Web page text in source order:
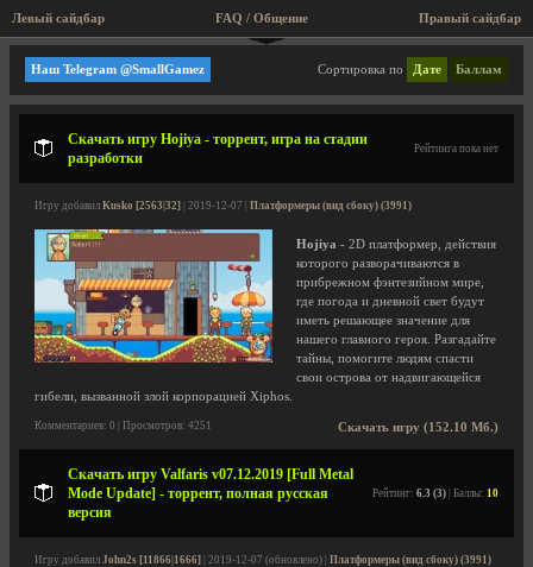
Левый сайдбар FAQ / Общение
Платформеры (вид сбоку)
Сортировка по Дате Баллам
Наш Telegram @SmallGamez
Скачать игру Hojiya - торрент, игра на стадии
разработки
Рейтинга пока нет
Игру добавил Kusko [2563|32] | 2019-12-07 | Платформеры (вид сбоку) (3991)
Hojiya - 2D платформер, действия
которого разворачиваются в
прибрежном фэнтезийном мире,
где погода и дневной свет будут
иметь решающее значение для
нашего главного героя. Разгадайте
тайны, помогите людям спасти
свои острова от надвигающейся
гибели, вызванной злой корпорацией Xiphos.
Скачать игру (152.10 Мб.)
Комментариев: 0 | Просмотров: 4251
Скачать игру Valfaris v07.12.2019 [Full Metal
Mode Update] - торрент, полная русская
версия
Рейтинг: 6.3 (3) | Баллы: 10
Игру добавил John2s [11866|1666] | 2019-12-07 (обновлено) | Платформеры (вид сбоку) (3991)